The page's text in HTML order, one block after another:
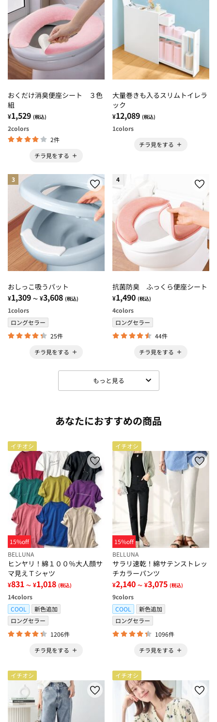
おくだけ消臭便座シート ３色
組
¥1,529 (税込)
2colors
2件
チラ見をする
大量巻きも入るスリムトイレラ
ック
¥12,089 (税込)
1colors
チラ見をする
3
おしっこ吸うパット
¥1,309 ～ ¥3,608 (税込)
1colors
ロングセラー
25件
チラ見をする
4
抗菌防臭 ふっくら便座シート
¥1,490 (税込)
4colors
ロングセラー
44件
チラ見をする
もっと見る
あなたにおすすめの商品
イチオシ
15%off
BELLUNA
ヒンヤリ！綿１００％大人顔サ
マ見えＴシャツ
¥831 ～ ¥1,018 (税込)
14colors
COOL
新色追加
ロングセラー
1206件
チラ見をする
イチオシ
15%off
BELLUNA
サラリ速乾！綿サテンストレッ
チカラーパンツ
¥2,140 ～ ¥3,075 (税込)
9colors
COOL
新色追加
ロングセラー
1096件
チラ見をする
イチオシ イチオシ